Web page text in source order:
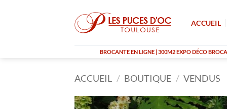
ACCUEIL
BROCANTE EN LIGNE | 300M2 EXPO DÉCO
ACCUEIL / BOUTIQUE / VENDUS